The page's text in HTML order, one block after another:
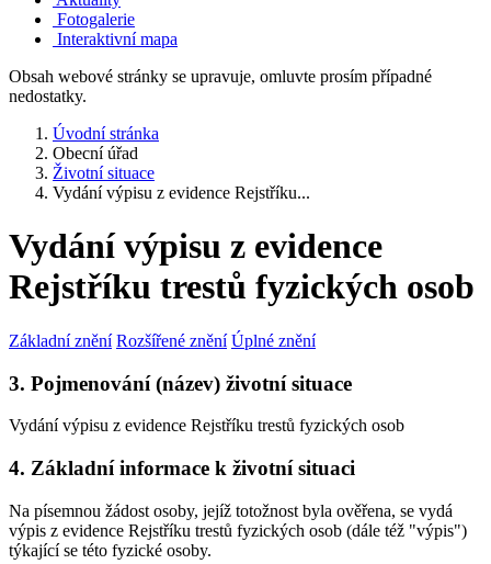
Fotogalerie
Interaktivní mapa
Obsah webové stránky se upravuje, omluvte prosím případné
nedostatky.
Úvodní stránka
Obecní úřad
Životní situace
Vydání výpisu z evidence Rejstříku...
Vydání výpisu z evidence
Rejstříku trestů fyzických osob
Základní znění Rozšířené znění Úplné znění
3. Pojmenování (název) životní situace
Vydání výpisu z evidence Rejstříku trestů fyzických osob
4. Základní informace k životní situaci
Na písemnou žádost osoby, jejíž totožnost byla ověřena, se vydá
výpis z evidence Rejstříku trestů fyzických osob (dále též "výpis")
týkající se této fyzické osoby.